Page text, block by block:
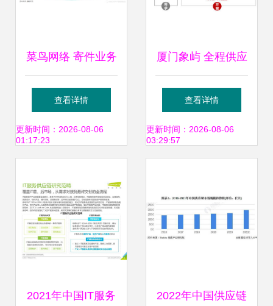
菜鸟网络 寄件业务
的产品逻辑
查看详情
更新时间：2026-08-06
01:17:23
厦门象屿 全程供应
链管理服务模式再
推广，上半年营收
查看详情
更新时间：2026-08-06
03:29:57
2021年中国IT服务 2022年中国供应链